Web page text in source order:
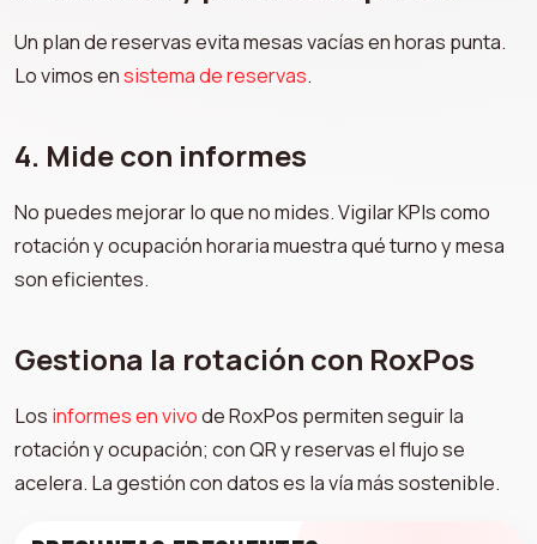
Un plan de reservas evita mesas vacías en horas punta.
Lo vimos ensistema de reservas.
4. Mide con informes
No puedes mejorar lo que no mides. Vigilar KPIs como
rotación y ocupación horaria muestra qué turno y mesa
son eficientes.
Gestiona la rotación con RoxPos
Los informes en vivode RoxPos permiten seguir la
rotación y ocupación; con QR y reservas el flujo se
acelera. La gestión con datos es la vía más sostenible.